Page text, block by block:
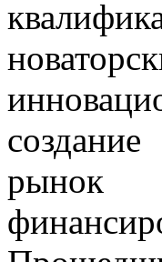
рынок